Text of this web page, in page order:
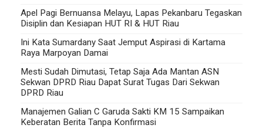
Apel Pagi Bernuansa Melayu, Lapas Pekanbaru Tegaskan
Disiplin dan Kesiapan HUT RI & HUT Riau
Ini Kata Sumardany Saat Jemput Aspirasi di Kartama
Raya Marpoyan Damai
Mesti Sudah Dimutasi, Tetap Saja Ada Mantan ASN
Sekwan DPRD Riau Dapat Surat Tugas Dari Sekwan
DPRD Riau
Manajemen Galian C Garuda Sakti KM 15 Sampaikan
Keberatan Berita Tanpa Konfirmasi